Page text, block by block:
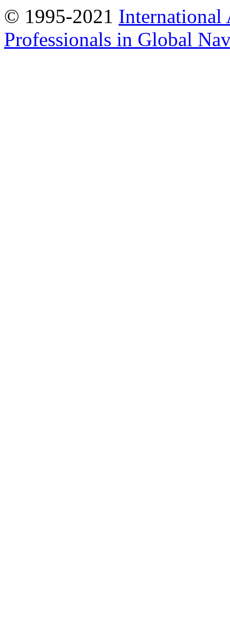
© 1995-2021 International
Professionals in Global